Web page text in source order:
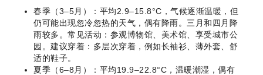
春季（3–5月）：平均2.9–15.8°C，气候逐渐温暖，但
仍可能出现忽冷忽热的天气，偶有降雨。三月和四月降
雨较多。常见活动：参观博物馆、美术馆、享受城市公
园。建议穿着：多层次穿着，例如长袖衫、薄外套、舒
适的鞋子。
夏季（6–8月）：平均19.9–22.8°C，温暖潮湿，偶有